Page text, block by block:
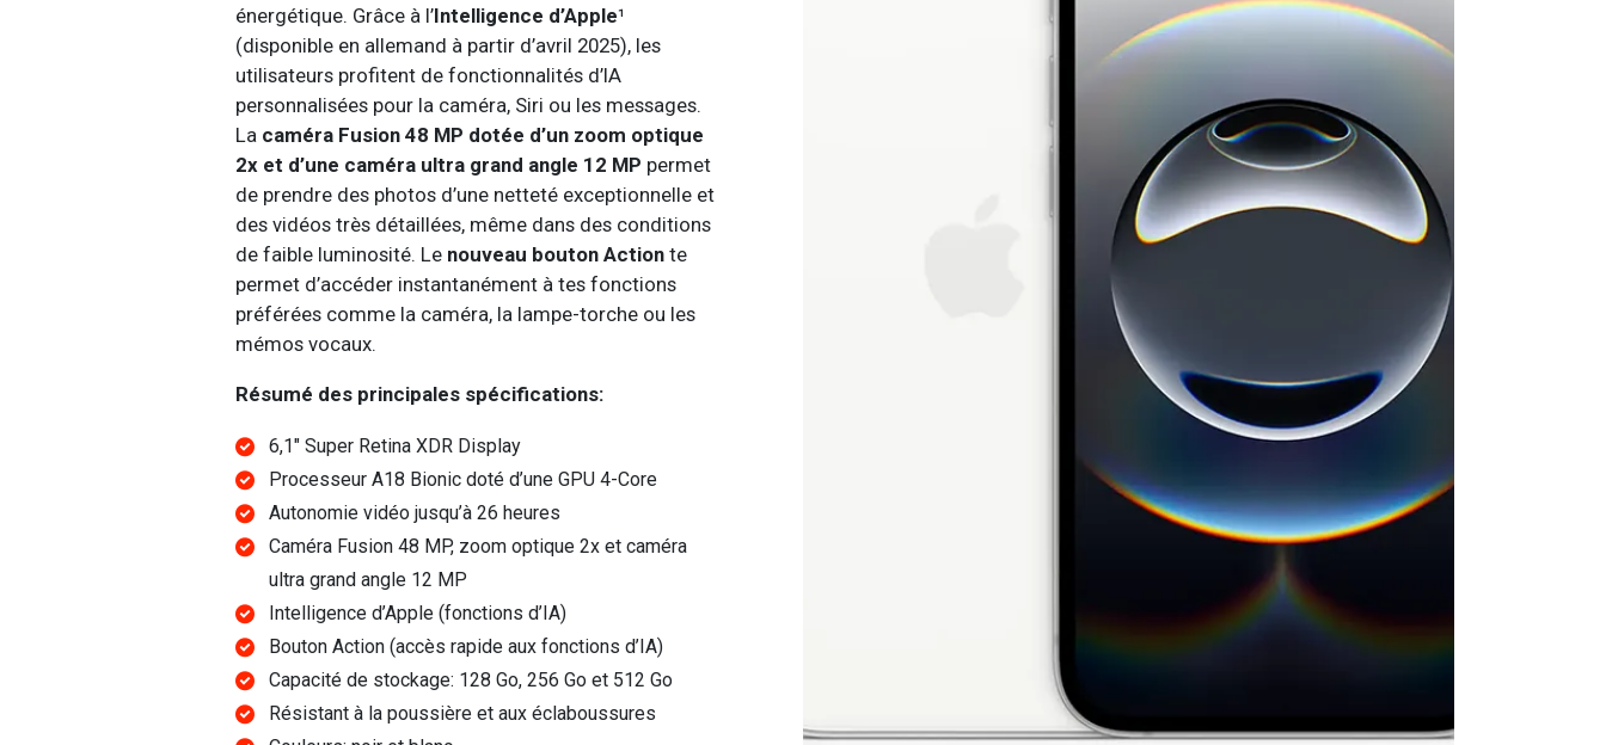
énergétique. Grâce à l’Intelligence d’Apple¹
(disponible en allemand à partir d’avril 2025), les
utilisateurs profitent de fonctionnalités d’IA
personnalisées pour la caméra, Siri ou les messages.
La caméra Fusion 48 MP dotée d’un zoom optique
2x et d’une caméra ultra grand angle 12 MP permet
de prendre des photos d’une netteté exceptionnelle et
des vidéos très détaillées, même dans des conditions
de faible luminosité. Le nouveau bouton Action te
permet d’accéder instantanément à tes fonctions
préférées comme la caméra, la lampe-torche ou les
mémos vocaux.
Résumé des principales spécifications:
6,1" Super Retina XDR Display
Processeur A18 Bionic doté d’une GPU 4-Core
Autonomie vidéo jusqu’à 26 heures
Caméra Fusion 48 MP, zoom optique 2x et caméra
ultra grand angle 12 MP
Intelligence d’Apple (fonctions d’IA)
Bouton Action (accès rapide aux fonctions d’IA)
Capacité de stockage: 128 Go, 256 Go et 512 Go
Résistant à la poussière et aux éclaboussures